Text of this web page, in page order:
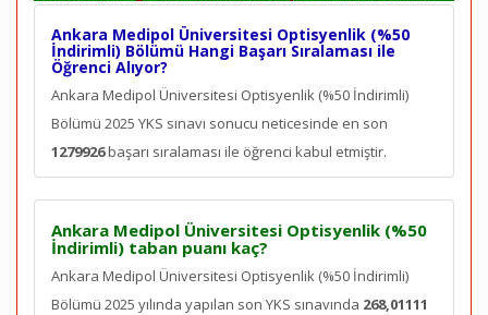
Ankara Medipol Üniversitesi Optisyenlik (%50
İndirimli) Bölümü Hangi Başarı Sıralaması ile
Öğrenci Alıyor?
Ankara Medipol Üniversitesi Optisyenlik (%50 İndirimli)
Bölümü 2025 YKS sınavı sonucu neticesinde en son
1279926başarı sıralaması ile öğrenci kabul etmiştir.
Ankara Medipol Üniversitesi Optisyenlik (%50
İndirimli) taban puanı kaç?
Ankara Medipol Üniversitesi Optisyenlik (%50 İndirimli)
Bölümü 2025 yılında yapılan son YKS sınavında 268,01111